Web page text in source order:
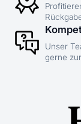
Unser
gerne